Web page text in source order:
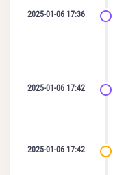
2025-01-06 17:36
2025-01-06 17:42
2025-01-06 17:42